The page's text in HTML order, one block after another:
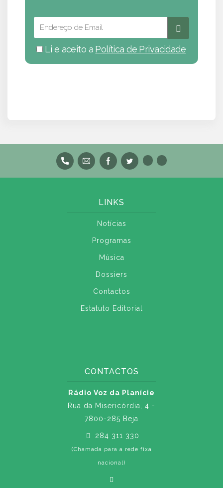
Li e aceito a Política de Privacidade
LINKS
Notícias
Programas
Música
Dossiers
Contactos
Estatuto Editorial
CONTACTOS
Rádio Voz da Planície
Rua da Misericórdia, 4 -
7800-285 Beja
284 311 330
(Chamada para a rede fixa
nacional)